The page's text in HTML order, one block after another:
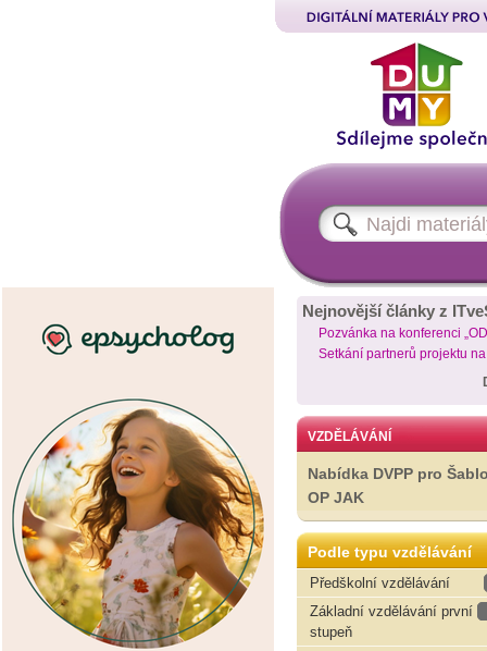
Nejnovější články z
Pozvánka na konferenci
Setkání partnerů projektu
VZDĚLÁVÁNÍ
Nabídka DVPP pro
OP JAK
Podle typu vzdělávání
Předškolní vzdělávání
Základní vzdělávání první
stupeň